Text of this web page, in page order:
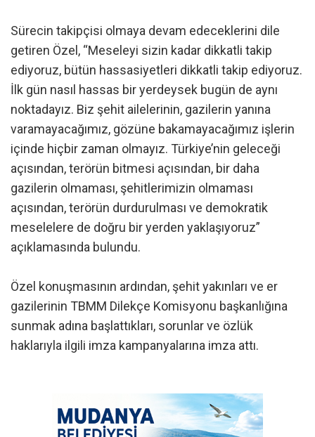
Sürecin takipçisi olmaya devam edeceklerini dile
getiren Özel, “Meseleyi sizin kadar dikkatli takip
ediyoruz, bütün hassasiyetleri dikkatli takip ediyoruz.
İlk gün nasıl hassas bir yerdeysek bugün de aynı
noktadayız. Biz şehit ailelerinin, gazilerin yanına
varamayacağımız, gözüne bakamayacağımız işlerin
içinde hiçbir zaman olmayız. Türkiye’nin geleceği
açısından, terörün bitmesi açısından, bir daha
gazilerin olmaması, şehitlerimizin olmaması
açısından, terörün durdurulması ve demokratik
meselelere de doğru bir yerden yaklaşıyoruz”
açıklamasında bulundu.
Özel konuşmasının ardından, şehit yakınları ve er
gazilerinin TBMM Dilekçe Komisyonu başkanlığına
sunmak adına başlattıkları, sorunlar ve özlük
haklarıyla ilgili imza kampanyalarına imza attı.